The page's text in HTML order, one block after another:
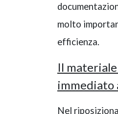
molto
efficienza.
Il
immediato
Nel